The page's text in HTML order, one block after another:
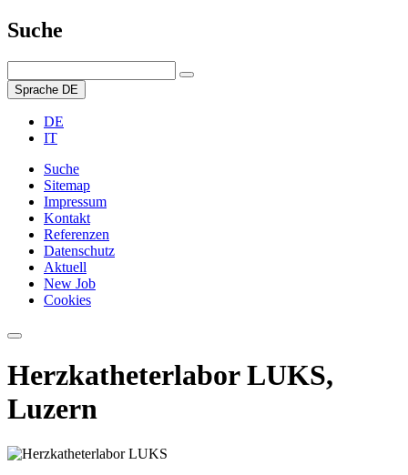
Suche
Sprache DE
DE
IT
Suche
Sitemap
Impressum
Kontakt
Referenzen
Datenschutz
Aktuell
New Job
Cookies
Herzkatheterlabor LUKS,
Luzern